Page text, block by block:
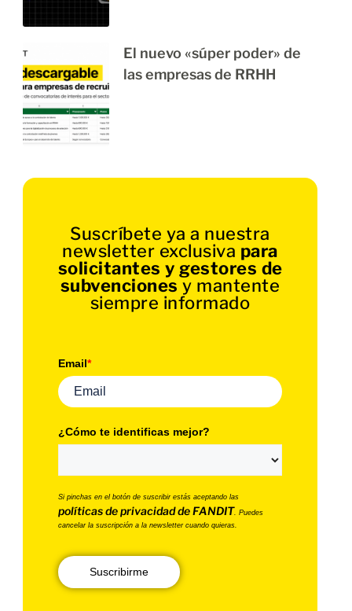
El nuevo «súper poder» de
las empresas de RRHH
Suscríbete ya a nuestra
newsletter exclusiva para
solicitantes y gestores de
subvenciones y mantente
siempre informado
Email*
¿Cómo te identificas mejor?
Si pinchas en el botón de suscribir estás aceptando las
políticas de privacidad de FANDIT . Puedes
cancelar la suscripción a la newsletter cuando quieras.
Suscribirme